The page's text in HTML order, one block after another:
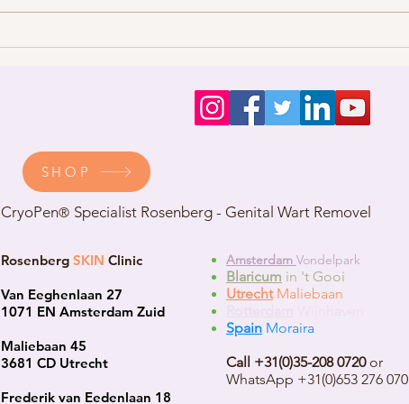
SHOP
CryoPen® Specialist Rosenberg - Genital Wart Removel
Rosenberg SKIN Clinic
Van Eeghenlaan 27
1071 EN Amsterdam Zuid
Maliebaan 45
3681 CD Utrecht
Frederik van Eedenlaan 18
Amsterdam Vondelpark
Blaricum in 't Gooi
UtrechtMaliebaan
Spain Moraira
Call +31(0)35-208 0720or
WhatsApp +31(0)653 276 070